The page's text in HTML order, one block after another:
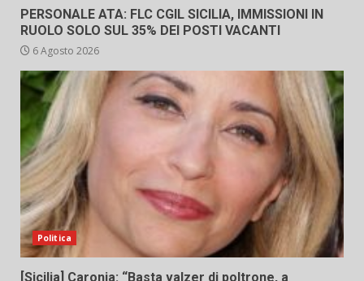
PERSONALE ATA: FLC CGIL SICILIA, IMMISSIONI IN
RUOLO SOLO SUL 35% DEI POSTI VACANTI
6 Agosto 2026
Politica
[Sicilia] Caronia: “Basta valzer di poltrone, a